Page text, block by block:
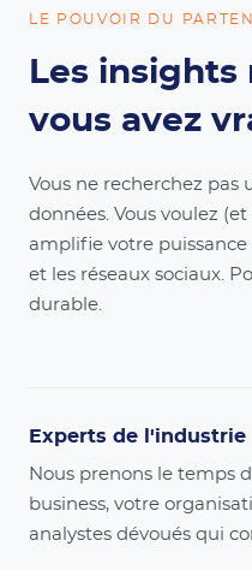
LE POUVOIR DU
Les
vous avez
Vous ne recherchez pas
données. Vous voulez
amplifie votre
et les réseaux sociaux.
durable.
Experts de l'industrie
Nous prenons le temps
business, votre
analystes dévoués qui